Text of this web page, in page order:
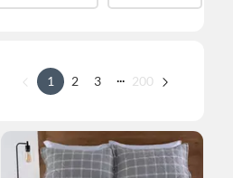
1 2 3 ... 200